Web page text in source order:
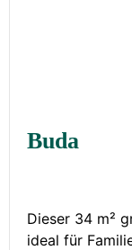
Buda
Dieser 34 m²
ideal für